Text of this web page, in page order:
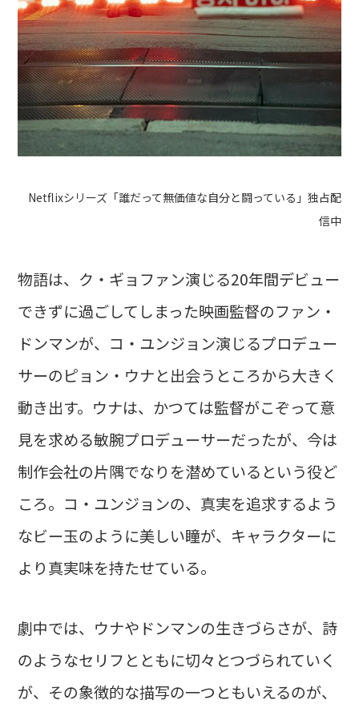
Netflixシリーズ「誰だって無価値な自分と闘っている」独占配
信中
物語は、ク・ギョファン演じる20年間デビュー
できずに過ごしてしまった映画監督のファン・
ドンマンが、コ・ユンジョン演じるプロデュー
サーのピョン・ウナと出会うところから大きく
動き出す。ウナは、かつては監督がこぞって意
見を求める敏腕プロデューサーだったが、今は
制作会社の片隅でなりを潜めているという役ど
ころ。コ・ユンジョンの、真実を追求するよう
なビー玉のように美しい瞳が、キャラクターに
より真実味を持たせている。
劇中では、ウナやドンマンの生きづらさが、詩
のようなセリフとともに切々とつづられていく
が、その象徴的な描写の一つともいえるのが、